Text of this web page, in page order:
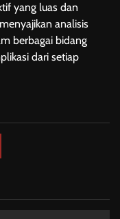
yang luas dan
analisis
berbagai bidang
dari setiap